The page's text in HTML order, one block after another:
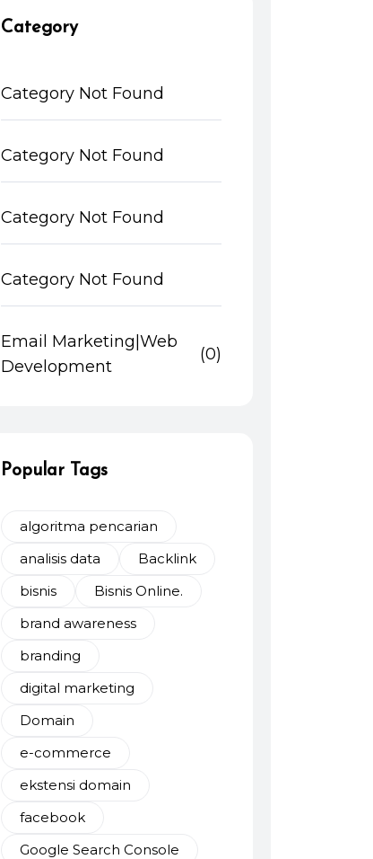
Category
Category Not Found
Category Not Found
Category Not Found
Category Not Found
Email Marketing|Web
Development
(0)
Popular Tags
algoritma pencarian
analisis data
Backlink
bisnis
Bisnis Online.
brand awareness
branding
digital marketing
Domain
e-commerce
ekstensi domain
facebook
Google Search Console